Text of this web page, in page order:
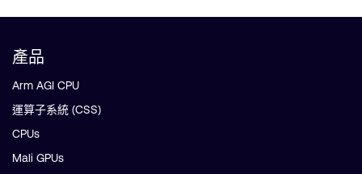
產品
Arm AGI CPU
運算子系統 (CSS)
CPUs
Mali GPUs